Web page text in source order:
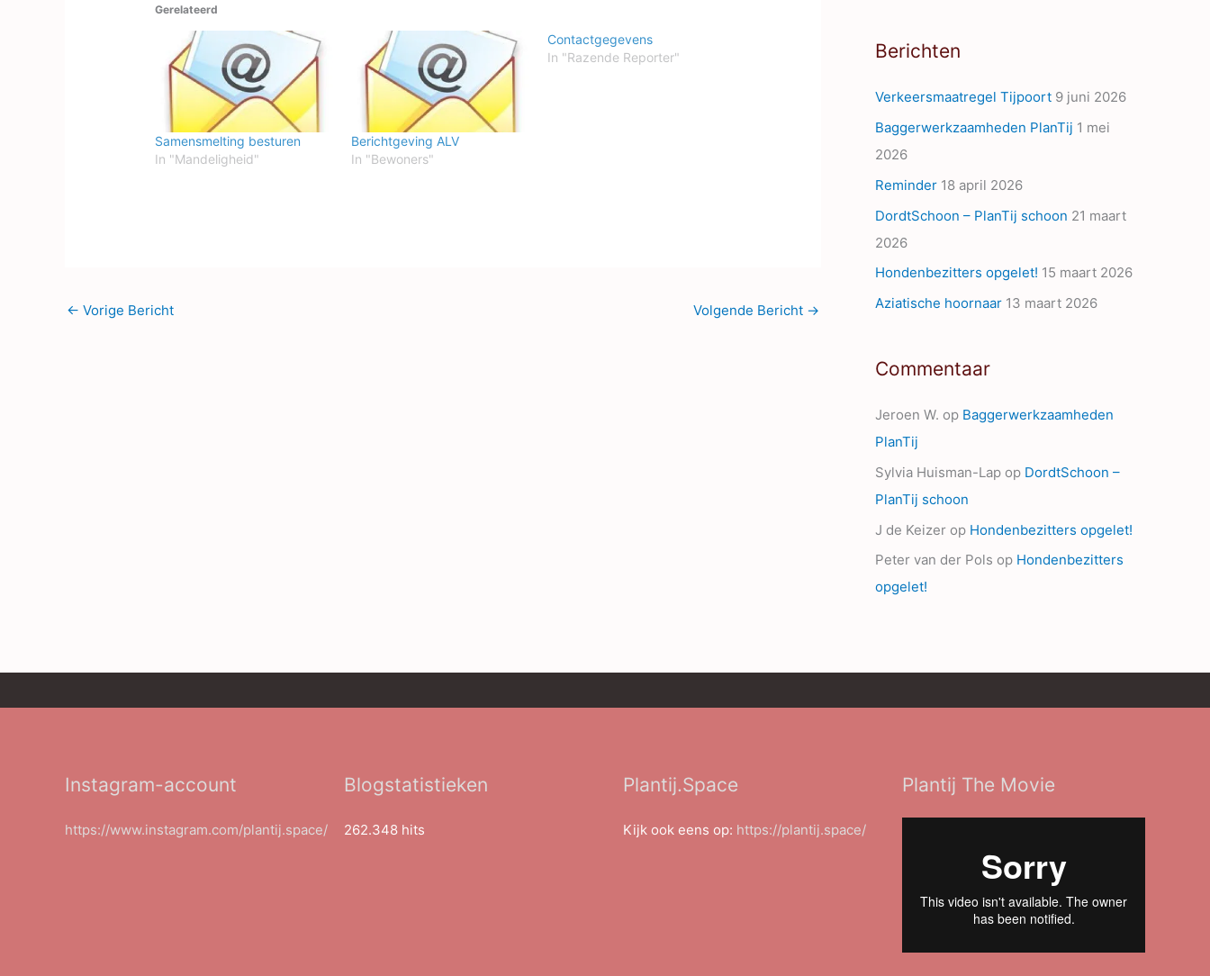
Gerelateerd
Samensmelting besturen
In "Mandeligheid"
Berichtgeving ALV
In "Bewoners"
Contactgegevens
In "Razende Reporter"
← Vorige Bericht Volgende Bericht →
d
e
s
s
Berichten
Verkeersmaatregel Tijpoort 9 juni 2026
Baggerwerkzaamheden PlanTij 1 mei
2026
Reminder 18 april 2026
DordtSchoon – PlanTij schoon 21 maart
2026
Hondenbezitters opgelet! 15 maart 2026
Aziatische hoornaar 13 maart 2026
Commentaar
Jeroen W. op Baggerwerkzaamheden
PlanTij
Sylvia Huisman-Lap op DordtSchoon –
PlanTij schoon
J de Keizer op Hondenbezitters opgelet!
Peter van der Pols op Hondenbezitters
opgelet!
Instagram-account
https://www.instagram.com/plantij.space/
Blogstatistieken
262.348 hits
Plantij.Space
Kijk ook eens op: https://plantij.space/
Plantij The Movie